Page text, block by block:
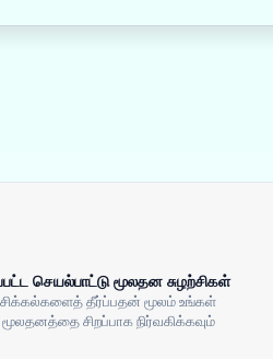
செயல்பாட்டு மூலதன சுழற்சிகள்
தீர்ப்பதன் மூலம் உங்கள்
சிறப்பாக நிர்வகிக்கவும்